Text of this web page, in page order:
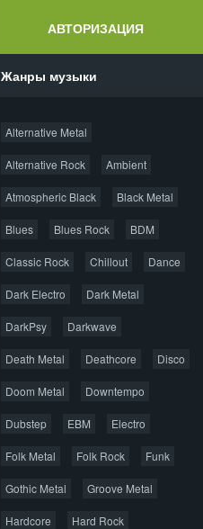
АВТОРИЗАЦИЯ
Жанры музыки
Alternative Metal
Alternative Rock Ambient
Atmospheric Black Black Metal
Blues Blues Rock BDM
Classic Rock Chillout Dance
Dark Electro Dark Metal
DarkPsy Darkwave
Death Metal Deathcore Disco
Doom Metal Downtempo
Dubstep EBM Electro
Folk Metal Folk Rock Funk
Gothic Metal Groove Metal
Hardcore Hard Rock